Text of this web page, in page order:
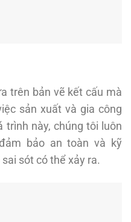
trên bản vẽ kết cấu mà
sản xuất và gia công
trình này, chúng tôi luôn
bảo an toàn và kỹ
sót có thể xảy ra.